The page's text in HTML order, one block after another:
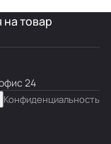
на товар
24
Конфиденциальность